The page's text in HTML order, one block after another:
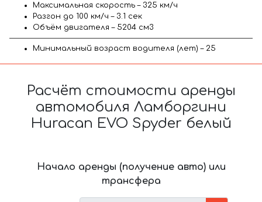
Максимальная скорость – 325 км/ч
Разгон до 100 км/ч – 3.1 сек
Объём двигателя – 5204 см3
Минимальный возраст водителя (лет) – 25
Расчёт стоимости аренды
автомобиля Ламборгини
Huracan EVO Spyder белый
Начало аренды (получение авто) или
трансфера